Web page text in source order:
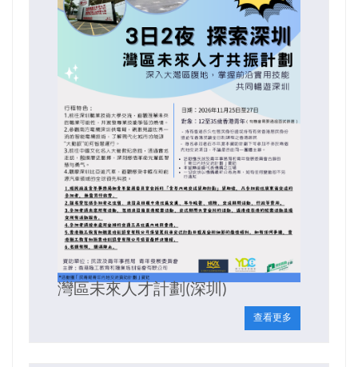
灣區未來人才計劃(深圳)
查看更多